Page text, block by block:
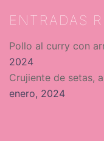
ENTRADAS
Pollo al curry con
2024
Crujiente de setas,
enero, 2024